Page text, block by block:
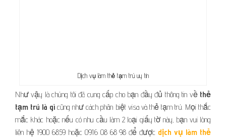
Dịch vụ làm thẻ tạm trú uy tín
Như vậy là chúng tôi đã cung cấp cho bạn đầy đủ thông tin về thẻ
tạm trú là gì cũng như cách phân biệt visa và thẻ tạm trú. Mọi thắc
mắc khác hoặc nếu có nhu cầu làm 2 loại giấy tờ này, bạn vui lòng
liên hệ 1900 6859 hoặc 0916 08 68 98 để được dịch vụ làm thẻ